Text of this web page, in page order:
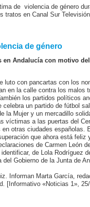
de violencia de género
tratos en Canal Sur
de género
en Andalucía con motivo
luto con pancartas con los
en la calle contra los malos
los partidos políticos
un partido de fútbol
la Mujer y un mercadillo
víctimas a las puertas del
otras ciudades españolas.
que ahora está
de Carmen León
de Lola Rodríguez
del Gobierno de la Junta de
Informan Marta García,
[Informativo «Noticias 1»,